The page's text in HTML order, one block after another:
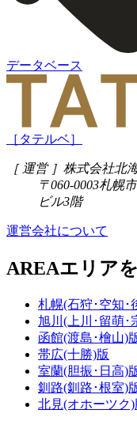
データベース
［タテルベ］
［ 運営 ］ 株式会社北
〒060-0003札幌
ビル3階
運営会社について
AREAエリア
札幌(石狩･空知･
旭川(上川･留萌･
函館(渡島･檜山)
帯広(十勝)版
室蘭(胆振･日高)
釧路(釧路･根室)
北見(オホーツク)